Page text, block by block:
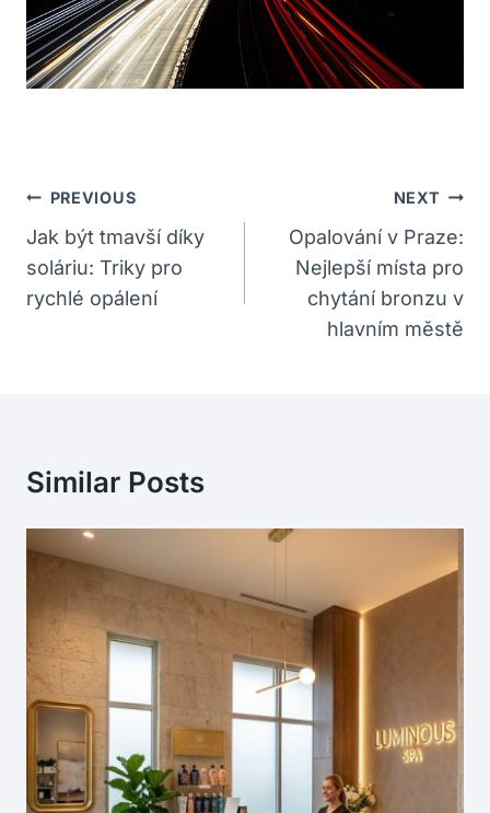
Navigace
Pro
Příspěvek
PREVIOUS
Jak být tmavší díky
soláriu: Triky pro
rychlé opálení
NEXT
Opalování v Praze:
Nejlepší místa pro
chytání bronzu v
hlavním městě
Similar Posts